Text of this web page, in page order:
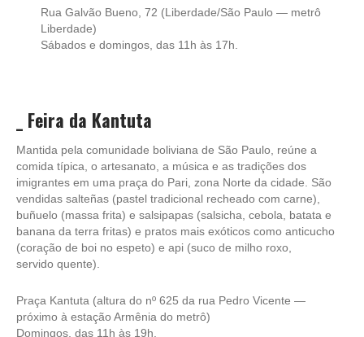
Rua Galvão Bueno, 72 (Liberdade/São Paulo — metrô
Liberdade)
Sábados e domingos, das 11h às 17h.
_ Feira da Kantuta
Mantida pela comunidade boliviana de São Paulo, reúne a
comida típica, o artesanato, a música e as tradições dos
imigrantes em uma praça do Pari, zona Norte da cidade. São
vendidas salteñas (pastel tradicional recheado com carne),
buñuelo (massa frita) e salsipapas (salsicha, cebola, batata e
banana da terra fritas) e pratos mais exóticos como anticucho
(coração de boi no espeto) e api (suco de milho roxo,
servido quente).
Praça Kantuta (altura do nº 625 da rua Pedro Vicente —
próximo à estação Armênia do metrô)
Domingos, das 11h às 19h.